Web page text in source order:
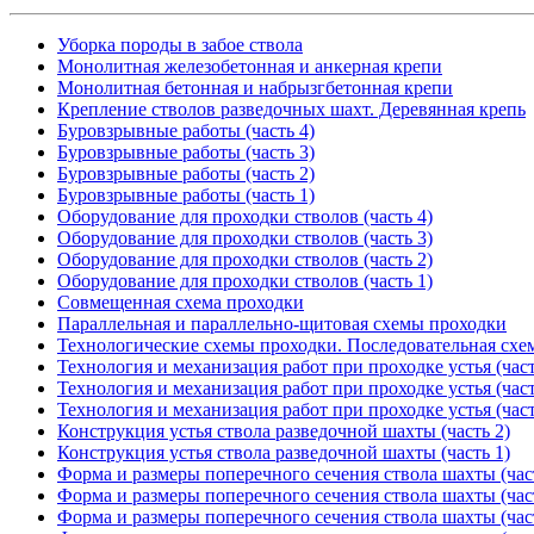
Уборка породы в забое ствола
Монолитная железобетонная и анкерная крепи
Монолитная бетонная и набрызгбетонная крепи
Крепление стволов разведочных шахт. Деревянная крепь
Буровзрывные работы (часть 4)
Буровзрывные работы (часть 3)
Буровзрывные работы (часть 2)
Буровзрывные работы (часть 1)
Оборудование для проходки стволов (часть 4)
Оборудование для проходки стволов (часть 3)
Оборудование для проходки стволов (часть 2)
Оборудование для проходки стволов (часть 1)
Совмещенная схема проходки
Параллельная и параллельно-щитовая схемы проходки
Технологические схемы проходки. Последовательная
Технология и механизация работ при проходке устья
Технология и механизация работ при проходке устья
Технология и механизация работ при проходке устья
Конструкция устья ствола разведочной шахты (часть 2)
Конструкция устья ствола разведочной шахты (часть 1)
Форма и размеры поперечного сечения ствола шахты
Форма и размеры поперечного сечения ствола шахты
Форма и размеры поперечного сечения ствола шахты